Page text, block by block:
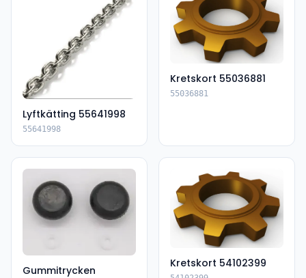
Lyftkätting 55641998
55641998
Kretskort 55036881
55036881
Gummitrycken
Kretskort 54102399